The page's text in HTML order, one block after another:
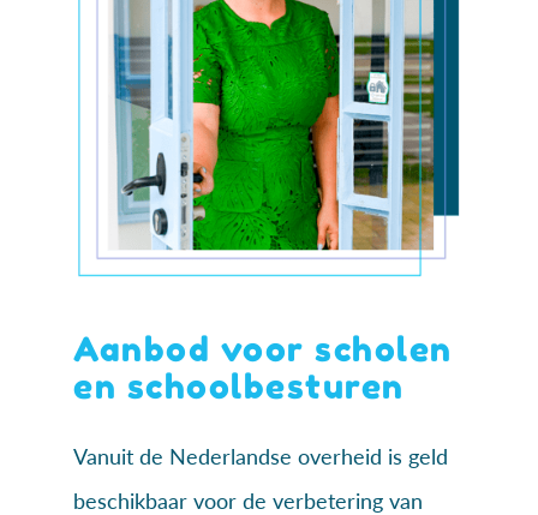
Aanbod voor scholen
en schoolbesturen
Vanuit de Nederlandse overheid is geld
beschikbaar voor de verbetering van